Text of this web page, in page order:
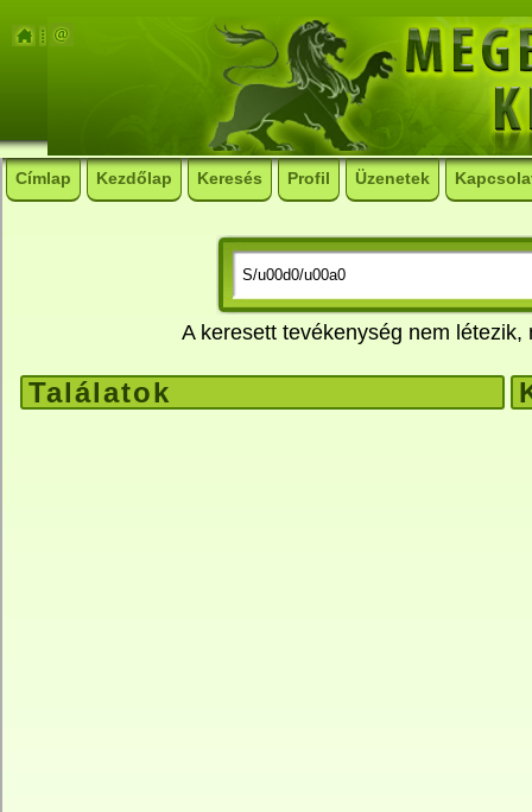
Címlap Kezdőlap Keresés Profil Üzenetek
A keresett tevékenység nem
Találatok